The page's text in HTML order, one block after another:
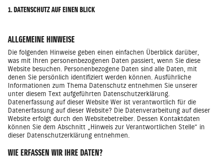
1. DATENSCHUTZ AUF EINEN BLICK
ALLGEMEINE HINWEISE
Die folgenden Hinweise geben einen einfachen Überblick darüber,
was mit Ihren personenbezogenen Daten passiert, wenn Sie diese
Website besuchen. Personenbezogene Daten sind alle Daten, mit
denen Sie persönlich identifiziert werden können. Ausführliche
Informationen zum Thema Datenschutz entnehmen Sie unserer
unter diesem Text aufgeführten Datenschutzerklärung.
Datenerfassung auf dieser Website Wer ist verantwortlich für die
Datenerfassung auf dieser Website? Die Datenverarbeitung auf dieser
Website erfolgt durch den Websitebetreiber. Dessen Kontaktdaten
können Sie dem Abschnitt „Hinweis zur Verantwortlichen Stelle“ in
dieser Datenschutzerklärung entnehmen.
WIE ERFASSEN WIR IHRE DATEN?